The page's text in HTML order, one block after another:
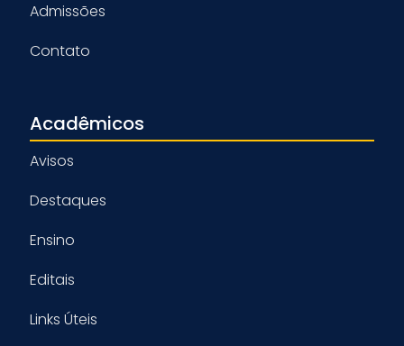
Admissões
Contato
Acadêmicos
Avisos
Destaques
Ensino
Editais
Links Úteis